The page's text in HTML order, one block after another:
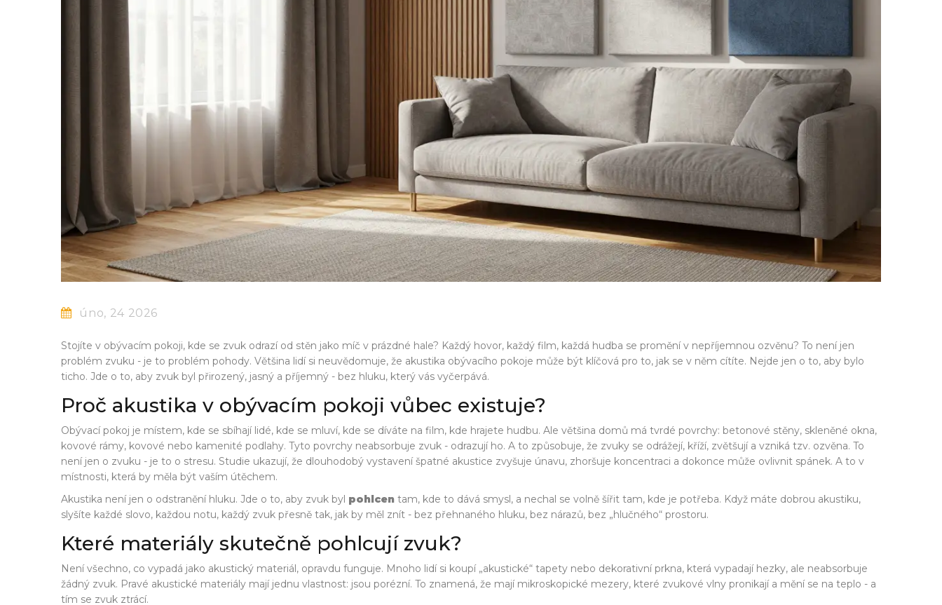
úno, 24 2026
Stojíte v obývacím pokoji, kde se zvuk odrazí od stěn jako míč v prázdné hale? Každý hovor, každý film, každá hudba se promění v nepříjemnou ozvěnu? To není jen
problém zvuku - je to problém pohody. Většina lidí si neuvědomuje, že akustika obývacího pokoje může být klíčová pro to, jak se v něm cítíte. Nejde jen o to, aby bylo
ticho. Jde o to, aby zvuk byl přirozený, jasný a příjemný - bez hluku, který vás vyčerpává.
Proč akustika v obývacím pokoji vůbec existuje?
Obývací pokoj je místem, kde se sbíhají lidé, kde se mluví, kde se díváte na film, kde hrajete hudbu. Ale většina domů má tvrdé povrchy: betonové stěny, skleněné okna,
kovové rámy, kovové nebo kamenité podlahy. Tyto povrchy neabsorbuje zvuk - odrazují ho. A to způsobuje, že zvuky se odrážejí, kříží, zvětšují a vzniká tzv. ozvěna. To
není jen o zvuku - je to o stresu. Studie ukazují, že dlouhodobý vystavení špatné akustice zvyšuje únavu, zhoršuje koncentraci a dokonce může ovlivnit spánek. A to v
místnosti, která by měla být vaším útěchem.
Akustika není jen o odstranění hluku. Jde o to, aby zvuk byl pohlcen tam, kde to dává smysl, a nechal se volně šířit tam, kde je potřeba. Když máte dobrou akustiku,
slyšíte každé slovo, každou notu, každý zvuk přesně tak, jak by měl znít - bez přehnaného hluku, bez nárazů, bez „hlučného“ prostoru.
Které materiály skutečně pohlcují zvuk?
Není všechno, co vypadá jako akustický materiál, opravdu funguje. Mnoho lidí si koupí „akustické“ tapety nebo dekorativní prkna, která vypadají hezky, ale neabsorbuje
žádný zvuk. Pravé akustické materiály mají jednu vlastnost: jsou porézní. To znamená, že mají mikroskopické mezery, které zvukové vlny pronikají a mění se na teplo - a
tím se zvuk ztrácí.